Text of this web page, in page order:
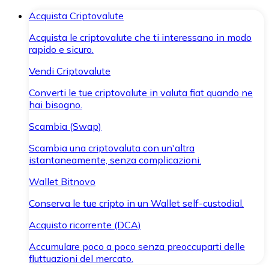
Acquista Criptovalute
Acquista le criptovalute che ti interessano in modo
rapido e sicuro.
Vendi Criptovalute
Converti le tue criptovalute in valuta fiat quando ne
hai bisogno.
Scambia (Swap)
Scambia una criptovaluta con un'altra
istantaneamente, senza complicazioni.
Wallet Bitnovo
Conserva le tue cripto in un Wallet self-custodial.
Acquisto ricorrente (DCA)
Accumulare poco a poco senza preoccuparti delle
fluttuazioni del mercato.